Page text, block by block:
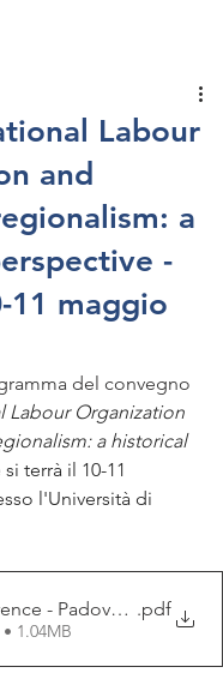
Labour
and
a
-
11 maggio
del convegno
Labour Organization
a historical
si terrà il 10-11
l'Università di
- Padova, 10-11 May
.pdf
1.04MB